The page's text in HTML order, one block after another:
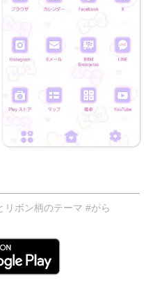
リボン柄のテーマ #がら